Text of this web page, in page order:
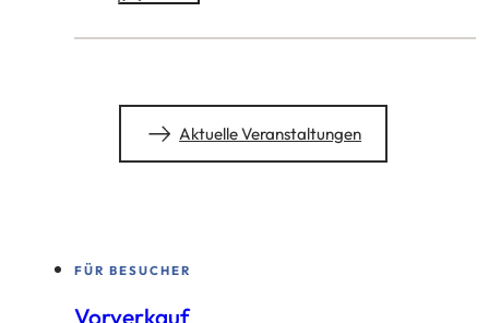
dieser
Aktuelle Veranstaltungen
FÜR BESUCHER
Vorverkauf